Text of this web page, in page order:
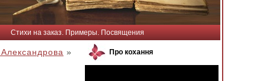
Стихи на заказ. Примеры. Посвящения
» Про кохання